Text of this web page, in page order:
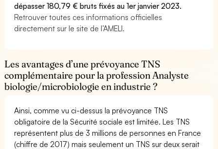
dépasser 180,79 € bruts fixés au 1er janvier 2023.
Retrouver toutes ces informations officielles
directement sur le site de l’AMELI.
Les avantages d’une prévoyance TNS
complémentaire pour la profession Analyste
biologie/microbiologie en industrie ?
Ainsi, comme vu ci-dessus la prévoyance TNS
obligatoire de la Sécurité sociale est limitée. Les TNS
représentent plus de 3 millions de personnes en France
(chiffre de 2017) mais seulement un TNS sur deux serait